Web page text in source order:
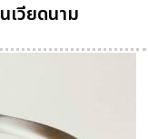
วียดนาม